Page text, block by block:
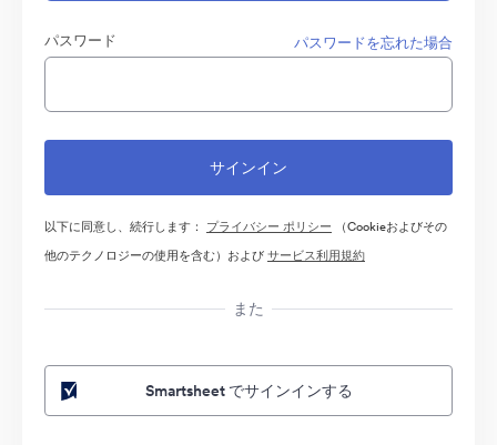
パスワード パスワードを忘れた場合
以下に同意し、続行します： プライバシー ポリシー （Cookieおよびその
他のテクノロジーの使用を含む）およびサービス利用規約
また
Smartsheet でサインインする